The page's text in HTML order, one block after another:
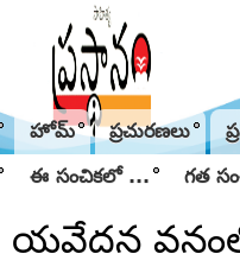
హోమ్ ప్రచురణలు
ఈ సంచికలో ... గత
యవేదన